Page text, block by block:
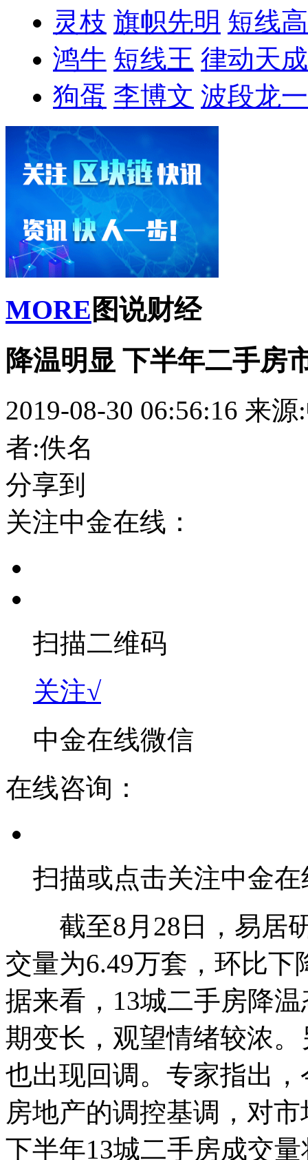
灵枝 旗帜先明 短线
鸿牛 短线王 律动天成
狗蛋 李博文 波段龙一
MORE 图说财经
降温明显 下半年二手房
2019-08-30 06:56:16 来源
者:佚名
分享到
关注中金在线：
扫描二维码
关注√
中金在线微信
在线咨询：
扫描或点击关注中金
截至8月28日，易居研
交量为6.49万套，环比下
据来看，13城二手房降
期变长，观望情绪较浓
也出现回调。专家指出
房地产的调控基调，对
下半年13城二手房成交